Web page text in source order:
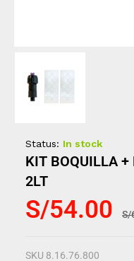
Status: In stock
KIT BOQUILLA
2LT
S/54.00 S/
SKU 8.16.76.800